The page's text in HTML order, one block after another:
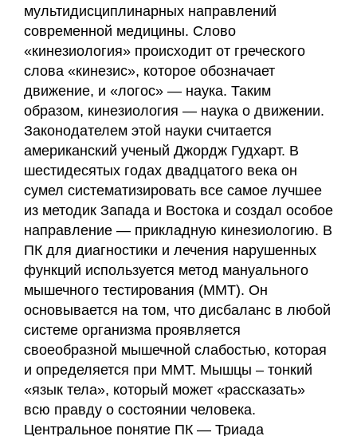
мультидисциплинарных направлений
современной медицины. Слово
«кинезиология» происходит от греческого
слова «кинезис», которое обозначает
движение, и «логос» — наука. Таким
образом, кинезиология — наука о движении.
Законодателем этой науки считается
американский ученый Джордж Гудхарт. В
шестидесятых годах двадцатого века он
сумел систематизировать все самое лучшее
из методик Запада и Востока и создал особое
направление — прикладную кинезиологию. В
ПК для диагностики и лечения нарушенных
функций используется метод мануального
мышечного тестирования (ММТ). Он
основывается на том, что дисбаланс в любой
системе организма проявляется
своеобразной мышечной слабостью, которая
и определяется при ММТ. Мышцы – тонкий
«язык тела», который может «рассказать»
всю правду о состоянии человека.
Центральное понятие ПК — Триада